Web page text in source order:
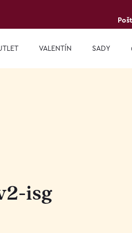
VALENTÍN SADY
isg